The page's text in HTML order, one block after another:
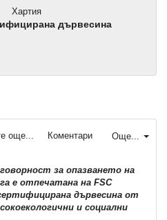
Хартия
дървесина
Още...
още... Коментари
за опазването на
е отпечатана на FSC
дървесина от
и социални